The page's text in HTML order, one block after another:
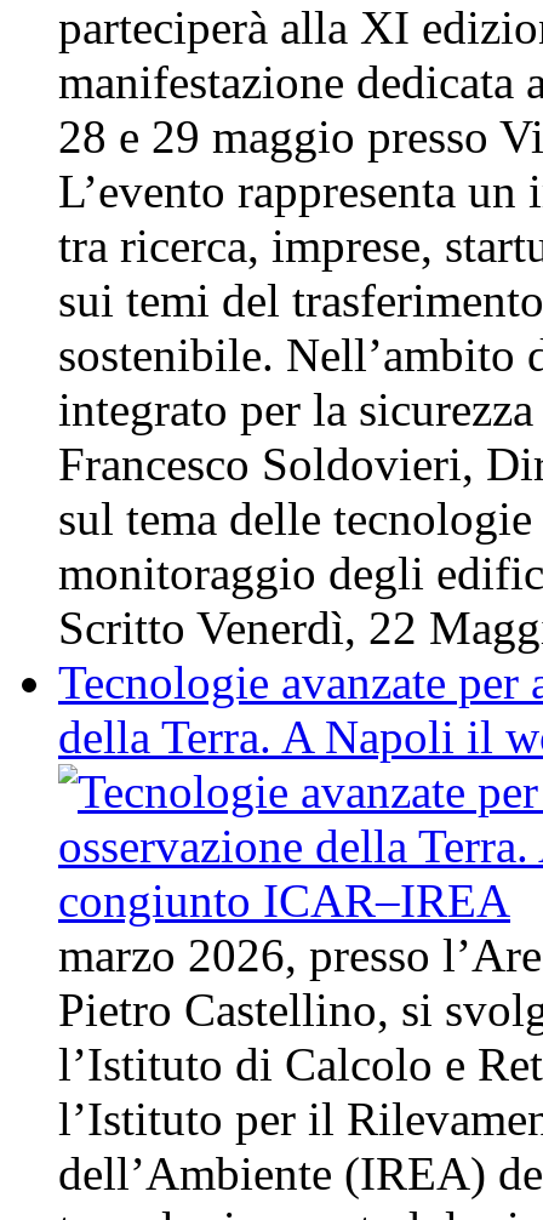
parteciperà alla XI
manifestazione
28 e 29 maggio presso
L’evento rappresenta
tra ricerca, imprese,
sui temi del
sostenibile. Nell’ambito
integrato per la
Francesco Soldovieri,
sul tema delle
monitoraggio degli
Scritto Venerdì, 22
Tecnologie avanzate per
della Terra. A Napoli il
marzo 2026, presso
Pietro Castellino, si
l’Istituto di Calcolo e
l’Istituto per il
dell’Ambiente (IREA)